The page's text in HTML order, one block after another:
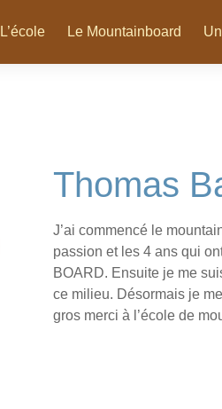
L’école Le Mountainboard
Thomas
J’ai commencé le
passion et les 4 ans qui
BOARD. Ensuite je me
ce milieu. Désormais je
gros merci à l’école de